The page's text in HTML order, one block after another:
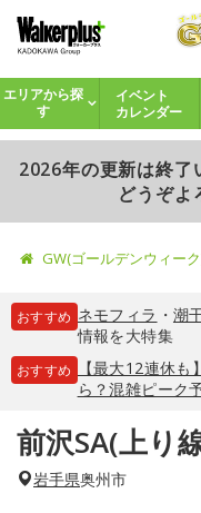
エリアから探
す
イベント
カレンダー
2026年の更新は終了
どうぞよ
GW(ゴールデンウィー
おすすめ ネモフィラ ・ 潮
情報を大特集
おすすめ
【最大12連休
ら？混雑ピーク
前沢SA(上り
岩手県奥州市